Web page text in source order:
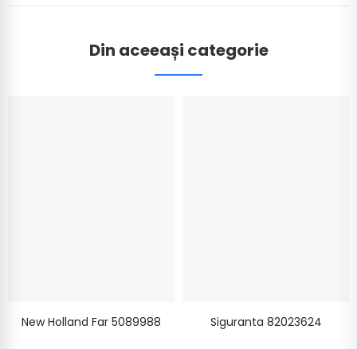
Din aceeași categorie
New Holland Far 5089988 Siguranta 82023624